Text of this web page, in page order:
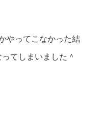
やってこなかった結
てしまいました＾